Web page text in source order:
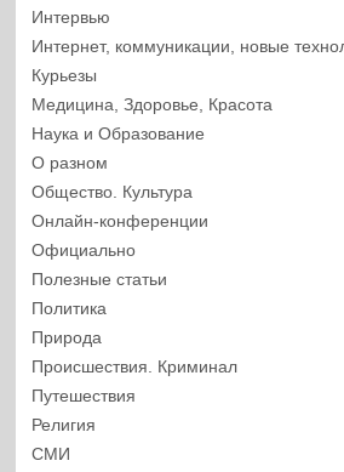
Интервью
Интернет, коммуникации, новые
Курьезы
Медицина, Здоровье, Красота
Наука и Образование
О разном
Общество. Культура
Онлайн-конференции
Официально
Полезные статьи
Политика
Природа
Происшествия. Криминал
Путешествия
Религия
СМИ